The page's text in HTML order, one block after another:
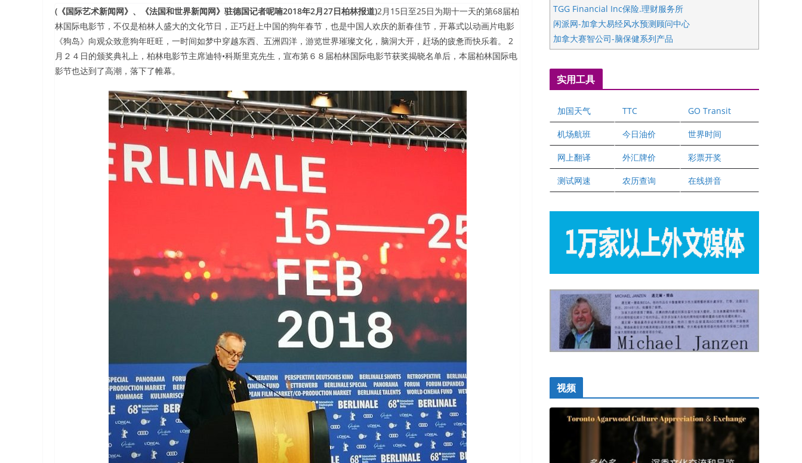
(《国际艺术新闻网》、《法国和世界新闻网》驻德国记者呢喃2018年2月27日柏林报道)2月15日至25日为期十一天的第68届柏
林国际电影节，不仅是柏林人盛大的文化节日，正巧赶上中国的狗年春节，也是中国人欢庆的新春佳节，开幕式以动画片电影
《狗岛》向观众致意狗年旺旺，一时间如梦中穿越东西、五洲四洋，游览世界璀璨文化，脑洞大开，赶场的疲惫而快乐着。 2
月２４日的颁奖典礼上，柏林电影节主席迪特•科斯里克先生，宣布第６８届柏林国际电影节获奖揭晓名单后，本届柏林国际电
影节也达到了高潮，落下了帷幕。
TGG Financial Inc保险.理财服务所
闲派网-加拿大易经风水预测顾问中心
加拿大赛智公司-脑保健系列产品
五星国艺拍卖及评估公司
国际注册执业营养师公会
爱德华连锁酒店万锦分店
健健宝公司
二十一世纪美联地产公司
全球趋势移民留学
盛达资本
正点印艺设计
实用工具
加国天气 TTC GO Transit
机场航班 今日油价 世界时间
网上翻译 外汇牌价 彩票开奖
测试网速 农历查询 在线拼音
视频